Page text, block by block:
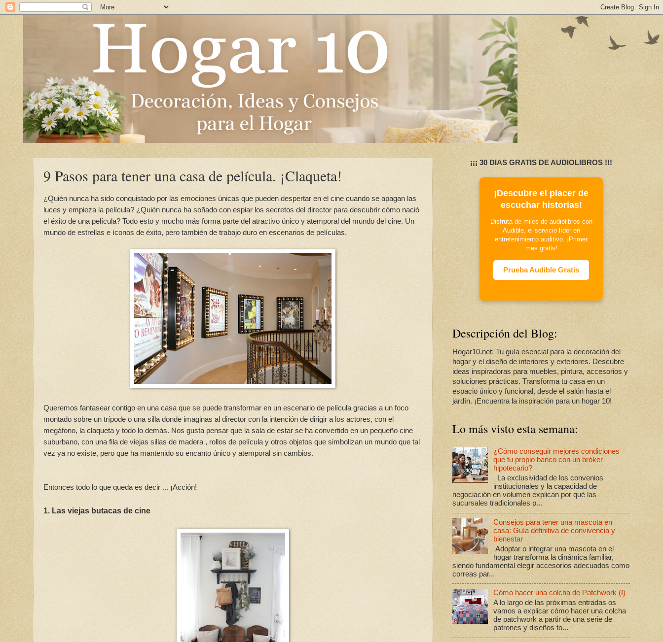
9 Pasos para tener una casa de película. ¡Claqueta!
¿Quién nunca ha sido conquistado por las emociones únicas que pueden despertar en el cine cuando se apagan las
luces y empieza la película? ¿Quién nunca ha soñado con espiar los secretos del director para descubrir cómo nació
el éxito de una película? Todo esto y mucho más forma parte del atractivo único y atemporal del mundo del cine. Un
mundo de estrellas e íconos de éxito, pero también de trabajo duro en escenarios de películas.
Queremos fantasear contigo en una casa que se puede transformar en un escenario de película gracias a un foco
montado sobre un trípode o una silla donde imaginas al director con la intención de dirigir a los actores, con el
megáfono, la claqueta y todo lo demás. Nos gusta pensar que la sala de estar se ha convertido en un pequeño cine
suburbano, con una fila de viejas sillas de madera , rollos de película y otros objetos que simbolizan un mundo que tal
vez ya no existe, pero que ha mantenido su encanto único y atemporal sin cambios.
Entonces todo lo que queda es decir ... ¡Acción!
1. Las viejas butacas de cine
¡¡¡ 30 DIAS GRATIS DE AUDIOLIBROS !!!
¡Descubre el placer de
escuchar historias!
Disfruta de miles de audiolibros con
Audible, el servicio líder en
entretenimiento auditivo. ¡Primer
mes gratis!
Prueba Audible Gratis
Descripción del Blog:
Hogar10.net: Tu guía esencial para la decoración del
hogar y el diseño de interiores y exteriores. Descubre
ideas inspiradoras para muebles, pintura, accesorios y
soluciones prácticas. Transforma tu casa en un
espacio único y funcional, desde el salón hasta el
jardín. ¡Encuentra la inspiración para un hogar 10!
Lo más visto esta semana:
¿Cómo conseguir mejores condiciones
que tu propio banco con un bróker
hipotecario?
La exclusividad de los convenios
institucionales y la capacidad de
negociación en volumen explican por qué las
sucursales tradicionales p...
Consejos para tener una mascota en
casa: Guía definitiva de convivencia y
bienestar
Adoptar o integrar una mascota en el
hogar transforma la dinámica familiar,
siendo fundamental elegir accesorios adecuados como
correas par...
Cómo hacer una colcha de Patchwork (I)
A lo largo de las próximas entradas os
vamos a explicar cómo hacer una colcha
de patchwork a partir de una serie de
patrones y diseños to...